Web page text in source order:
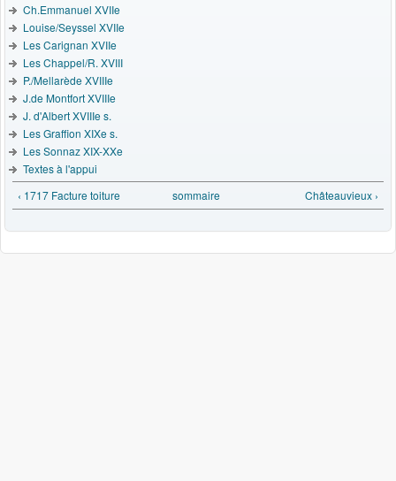
Ch.Emmanuel XVIIe
Louise/Seyssel XVIIe
Les Carignan XVIIe
Les Chappel/R. XVIII
P./Mellarède XVIIIe
J.de Montfort XVIIIe
J. d'Albert XVIIIe s.
Les Graffion XIXe s.
Les Sonnaz XIX-XXe
Textes à l'appui
‹ 1717 Facture toiture
sommaire Châteauvieux ›